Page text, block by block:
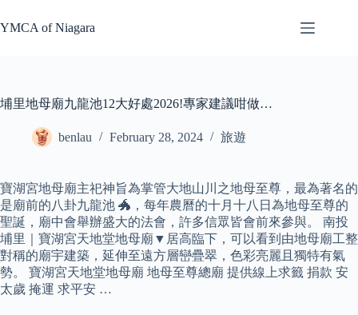
to
content
YMCA of Niagara
埔里地母廟九龍池12大好處2026!專家建議咁做…
benlau February 28, 2024 旅遊
寶湖宮地母廟主祀神旨為掌管大地山川之地母至尊，最為著名的
是廟前的八卦九龍池 🐲，每年農曆的十月十八日為地母至尊的
聖誕，廟中會舉辦盛大的法會，許多信眾皆會前來參與。 南投
埔里｜寶湖宮天地堂地母廟▼居高臨下，可以看到由地母廟工整
對稱的廟宇建築，延伸至遠方層巒疊翠，色彩亮麗且獨特有氣
勢。 寶湖宮天地堂地母廟 地母至尊總廟 提供線上求籤 捐款 安
太歲 掩運 求平安 …